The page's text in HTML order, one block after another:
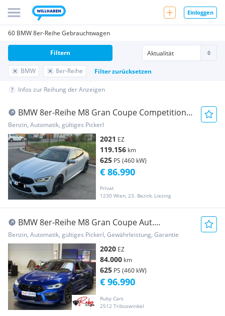
Einloggen
60 BMW 8er-Reihe Gebrauchtwagen
BMW 8er-Reihe Filter zurücksetzen
Filtern
Infos zur Reihung der Anzeigen
BMW 8er-Reihe M8 Gran Coupe Competition
V-Max
Benzin, Automatik, gültiges Pickerl
2021 EZ
119.156 km
625 PS (460 kW)
Privat
1230 Wien, 23. Bezirk, Liesing
€ 86.990
BMW 8er-Reihe M8 Gran Coupe Aut.
Competition
Benzin, Automatik, gültiges Pickerl, Gewährleistung, Garantie
2020 EZ
84.000 km
625 PS (460 kW)
Ruby Cars
2512 Tribuswinkel
€ 96.990